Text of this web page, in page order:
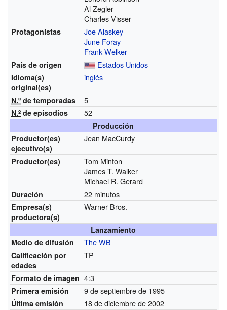
Al Zegler
Charles Visser
Protagonistas
Joe Alaskey
June Foray
Frank Welker
País de origen Estados Unidos
Idioma(s)
original(es)
inglés
N.º de temporadas 5
N.º de episodios 52
Producción
Productor(es)
ejecutivo(s)
Jean MacCurdy
Productor(es)
Tom Minton
James T. Walker
Michael R. Gerard
Duración 22 minutos
Empresa(s)
productora(s)
Warner Bros.
Lanzamiento
Medio de difusión
The WB
Calificación por
edades
TP
Formato de imagen 4:3
Primera emisión 9 de septiembre de 1995
Última emisión 18 de diciembre de 2002